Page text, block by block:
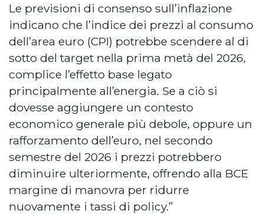
Le previsioni di consenso sull’inflazione
indicano che l’indice dei prezzi al consumo
dell’area euro (CPI) potrebbe scendere al di
sotto del target nella prima metà del 2026,
complice l’effetto base legato
principalmente all’energia. Se a ciò si
dovesse aggiungere un contesto
economico generale più debole, oppure un
rafforzamento dell’euro, nel secondo
semestre del 2026 i prezzi potrebbero
diminuire ulteriormente, offrendo alla BCE
margine di manovra per ridurre
nuovamente i tassi di policy.”